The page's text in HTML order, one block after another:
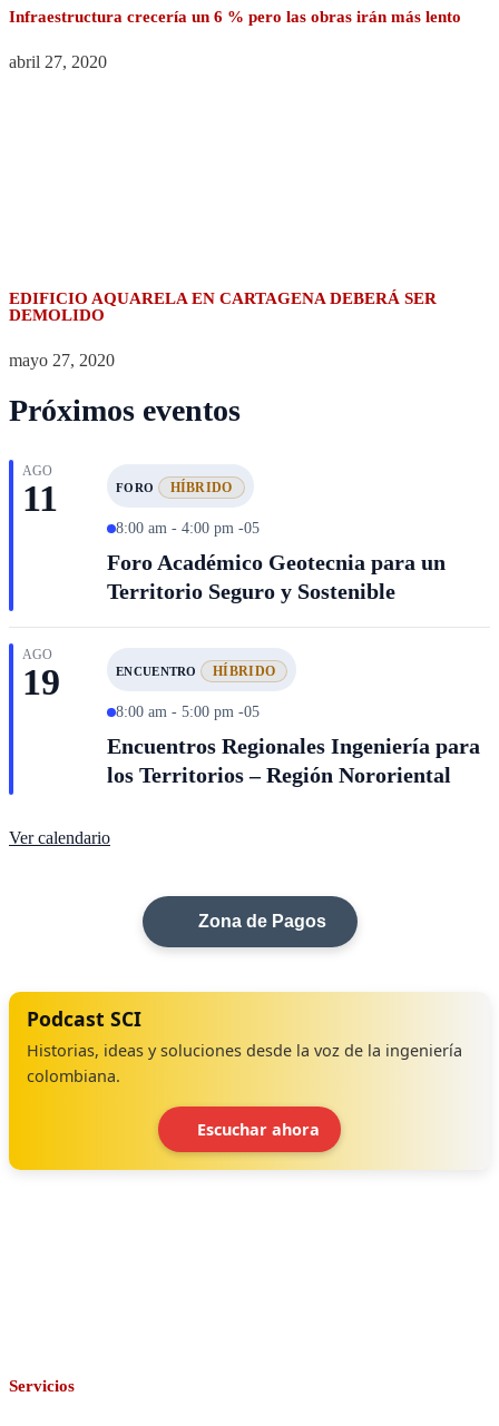
Infraestructura crecería un 6 % pero las obras irán más lento
abril 27, 2020
EDIFICIO AQUARELA EN CARTAGENA DEBERÁ SER
DEMOLIDO
mayo 27, 2020
Próximos eventos
AGO
11 FORO HÍBRIDO
8:00 am - 4:00 pm -05
Foro Académico Geotecnia para un
Territorio Seguro y Sostenible
AGO
19 ENCUENTRO HÍBRIDO
8:00 am - 5:00 pm -05
Encuentros Regionales Ingeniería para
los Territorios – Región Nororiental
Ver calendario
Zona de Pagos
Podcast SCI
Historias, ideas y soluciones desde la voz de la ingeniería
colombiana.
Escuchar ahora
Servicios